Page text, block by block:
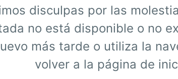
disculpas por las
no está disponible o no
más tarde o utiliza la
volver a la página de